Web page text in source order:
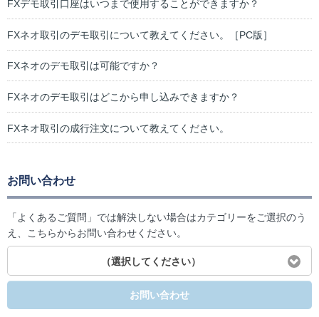
FXデモ取引口座はいつまで使用することができますか？
FXネオ取引のデモ取引について教えてください。［PC版］
FXネオのデモ取引は可能ですか？
FXネオのデモ取引はどこから申し込みできますか？
FXネオ取引の成行注文について教えてください。
お問い合わせ
「よくあるご質問」では解決しない場合はカテゴリーをご選択のう
え、こちらからお問い合わせください。
（選択してください）
お問い合わせ